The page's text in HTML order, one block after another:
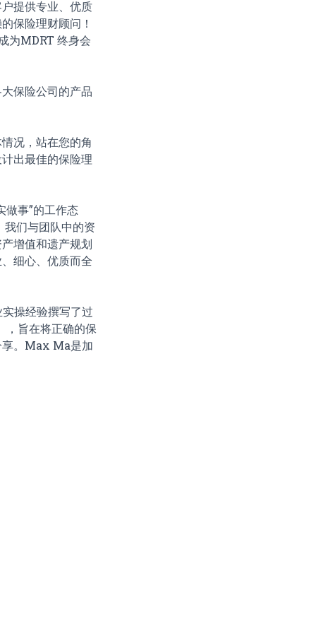
提供专业、优质
保险理财顾问！
为MDRT 终身会
保险公司的产品
况，站在您的角
出最佳的保险理
做事”的工作态
们与团队中的资
增值和遗产规划
细心、优质而全
操经验撰写了过
旨在将正确的保
享。Max Ma是加